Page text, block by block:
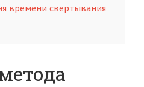
времени свертывания